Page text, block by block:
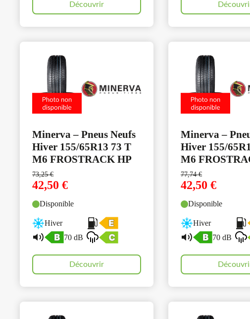
Découvrir
Minerva – Pneus Neufs
Hiver 155/65R13 73 T
M6 FROSTRACK HP
73,25€
42,50 €
Disponible
Hiver
70 dB
Découvrir
Minerva –
Hiver 155/
M6
77,74€
42,50 €
Disponible
Hiver
70 dB